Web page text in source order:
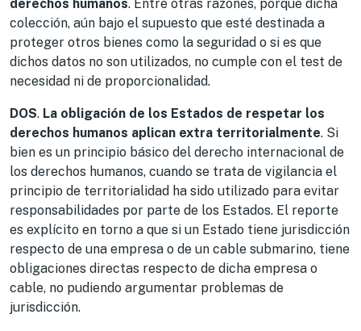
derechos humanos. Entre otras razones, porque dicha
colección, aún bajo el supuesto que esté destinada a
proteger otros bienes como la seguridad o si es que
dichos datos no son utilizados, no cumple con el test de
necesidad ni de proporcionalidad.
DOS. La obligación de los Estados de respetar los
derechos humanos aplican extra territorialmente. Si
bien es un principio básico del derecho internacional de
los derechos humanos, cuando se trata de vigilancia el
principio de territorialidad ha sido utilizado para evitar
responsabilidades por parte de los Estados. El reporte
es explícito en torno a que si un Estado tiene jurisdicción
respecto de una empresa o de un cable submarino, tiene
obligaciones directas respecto de dicha empresa o
cable, no pudiendo argumentar problemas de
jurisdicción.